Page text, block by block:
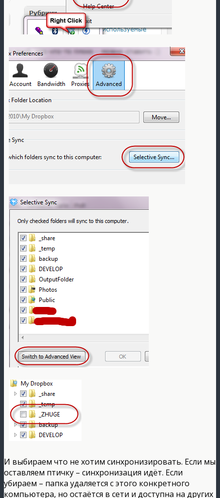
И выбираем что не хотим синхронизировать. Если мы
оставляем птичку – синхронизация идёт. Если
убираем – папка удаляется с этого конкретного
компьютера, но остаётся в сети и доступна на других